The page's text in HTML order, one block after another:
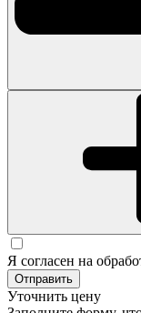
Я согласен на
Отправить
Уточнить цену